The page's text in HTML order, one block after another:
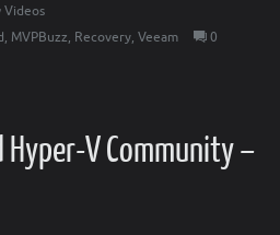
Videos
, MVPBuzz, Recovery, Veeam 0
Hyper-V Community –